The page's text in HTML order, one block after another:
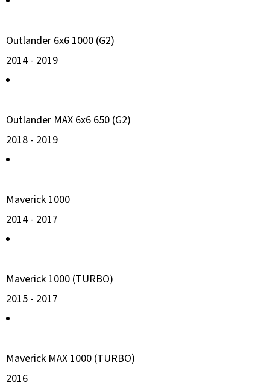
Outlander 6x6 1000 (G2)
2014 - 2019
Outlander MAX 6x6 650 (G2)
2018 - 2019
Maverick 1000
2014 - 2017
Maverick 1000 (TURBO)
2015 - 2017
Maverick MAX 1000 (TURBO)
2016